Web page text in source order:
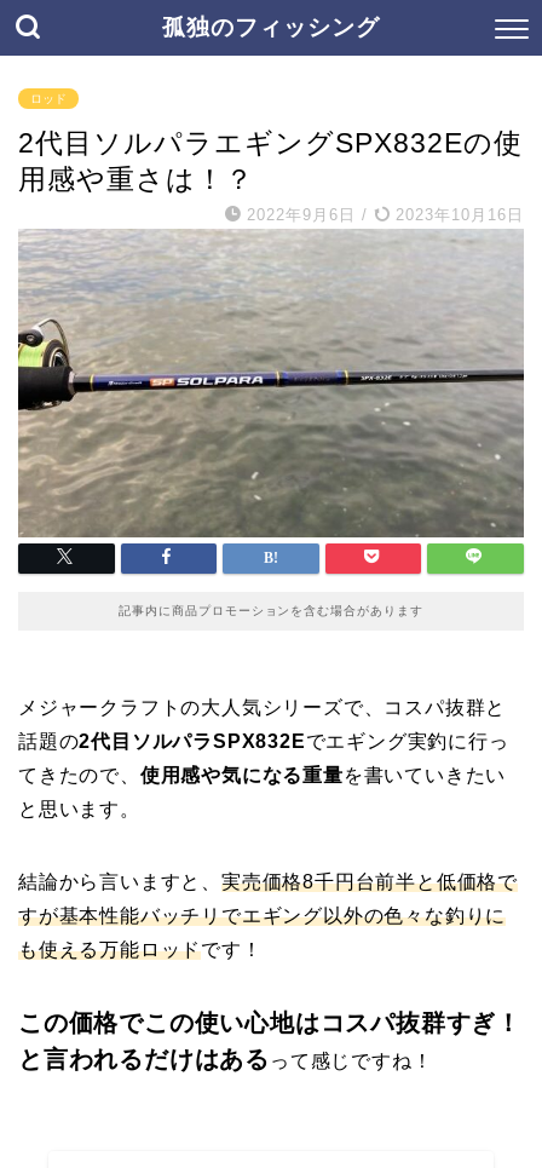
孤独のフィッシング
ロッド
2代目ソルパラエギングSPX832Eの使
用感や重さは！？
2022年9月6日 / 2023年10月16日
記事内に商品プロモーションを含む場合があります
メジャークラフトの大人気シリーズで、コスパ抜群と
話題の2代目ソルパラSPX832Eでエギング実釣に行っ
てきたので、 使用感や気になる重量を書いていきたい
と思います。
結論から言いますと、 実売価格8千円台前半と低価格で
すが基本性能バッチリでエギング以外の色々な釣りに
も使える万能ロッドです！
この価格でこの使い心地はコスパ抜群すぎ！
と言われるだけはある って感じですね！